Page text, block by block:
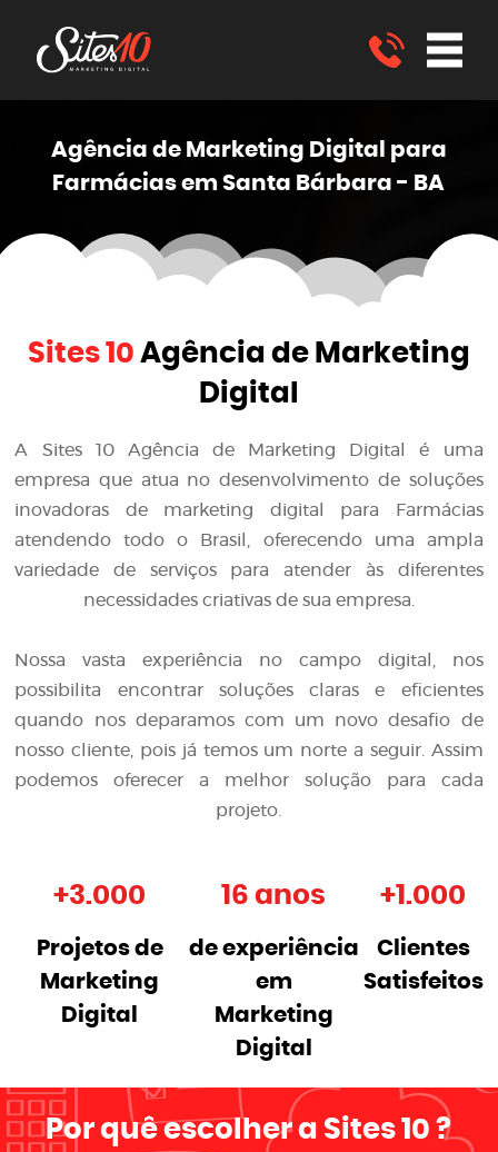
Agência de Marketing Digital para
Farmácias em Santa Bárbara - BA
Sites 10 Agência de Marketing
Digital
A Sites 10 Agência de Marketing Digital
é uma
empresa que atua no desenvolvimento de soluções
inovadoras de marketing digital para Farmácias
atendendo todo o Brasil, oferecendo uma ampla
variedade de serviços para atender às diferentes
necessidades criativas de sua empresa.
Nossa vasta experiência no campo digital, nos
possibilita encontrar soluções claras e eficientes
quando nos deparamos com um novo desafio de
nosso cliente, pois já temos um norte a seguir. Assim
podemos oferecer a melhor solução para cada
projeto.
+3.000
Projetos de
Marketing
Digital
16 anos
de experiência
em
Marketing
Digital
+1.000
Clientes
Satisfeitos
Por quê escolher a Sites 10 ?